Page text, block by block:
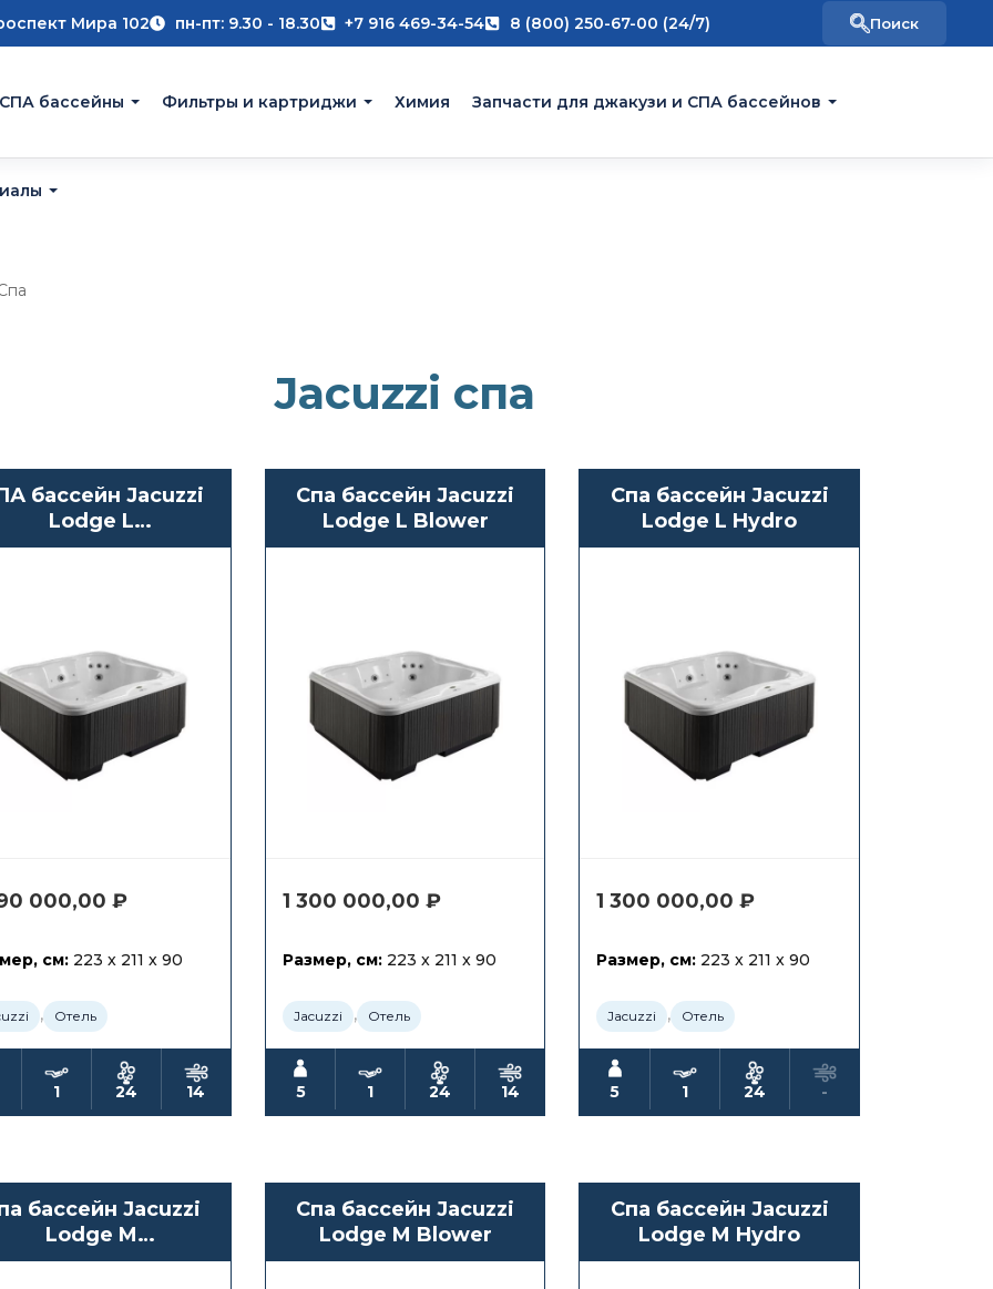
Мира 102 пн-пт: 9.30 - 18.30 +7 916 469-34-54 8 (800) 250-67-00 (24/7)
бассейны Фильтры и картриджи Химия Запчасти для джакузи и СПА бассейнов
Jacuzzi спа
бассейн Jacuzzi
Lodge L
Hydro+Blower
000,00 ₽
см:223 x 211 x 90
, Отель
1 24 14
Спа бассейн Jacuzzi
Lodge L Blower
1 300 000,00 ₽
Размер, см:223 x 211 x 90
Jacuzzi , Отель
5 1 24 14
Спа бассейн Jacuzzi
Lodge L Hydro
1 300 000,00₽
Размер, см: 223 x 211 x 90
Jacuzzi , Отель
5 1 24 -
бассейн Jacuzzi
Lodge M
Hydro+Blower
Спа бассейн Jacuzzi
Lodge M Blower
Спа бассейн Jacuzzi
Lodge M Hydro